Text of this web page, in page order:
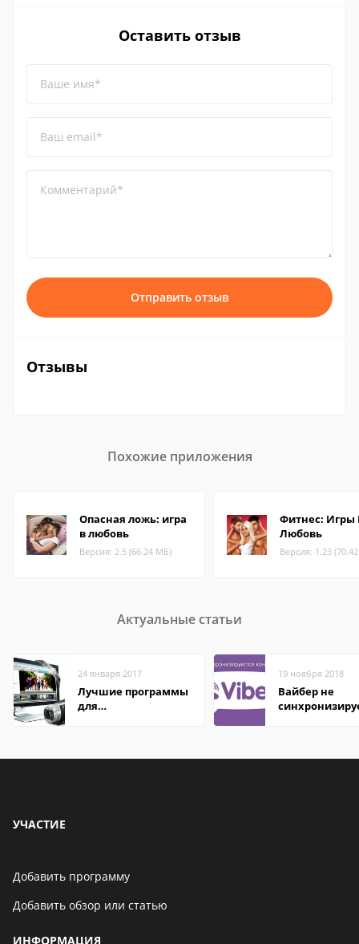
Оставить отзыв
Ваше имя*
Ваш email*
Комментарий*
Отправить отзыв
Отзывы
Похожие приложения
Опасная ложь: игра
в любовь
Версия: 2.5 (66.24 МБ)
Фитнес: Игры
Любовь
Версия: 1.23
Актуальные статьи
24 января 2017
Лучшие программы
для
19 ноября 2018
Вайбер не
УЧАСТИЕ
Добавить программу
Добавить обзор или статью
ИНФОРМАЦИЯ